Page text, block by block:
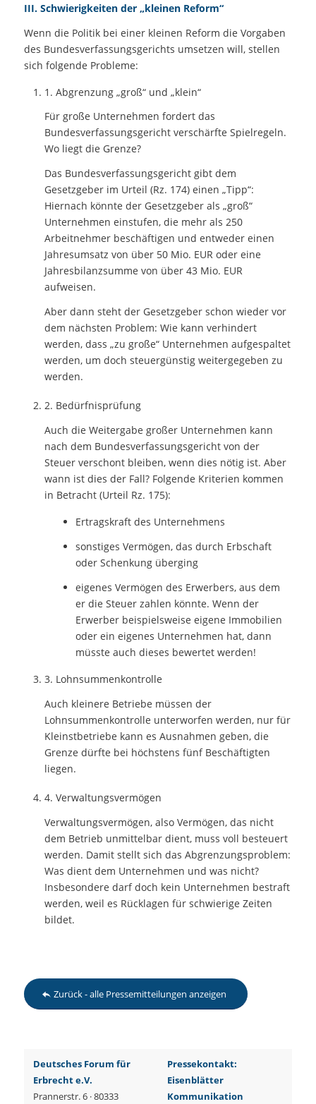
III. Schwierigkeiten der „kleinen Reform“
Wenn die Politik bei einer kleinen Reform die Vorgaben
des Bundesverfassungsgerichts umsetzen will, stellen
sich folgende Probleme:
1. Abgrenzung „groß“ und „klein“
Für große Unternehmen fordert das
Bundesverfassungsgericht verschärfte Spielregeln.
Wo liegt die Grenze?
Das Bundesverfassungsgericht gibt dem
Gesetzgeber im Urteil (Rz. 174) einen „Tipp“:
Hiernach könnte der Gesetzgeber als „groß“
Unternehmen einstufen, die mehr als 250
Arbeitnehmer beschäftigen und entweder einen
Jahresumsatz von über 50 Mio. EUR oder eine
Jahresbilanzsumme von über 43 Mio. EUR
aufweisen.
Aber dann steht der Gesetzgeber schon wieder vor
dem nächsten Problem: Wie kann verhindert
werden, dass „zu große“ Unternehmen aufgespaltet
werden, um doch steuergünstig weitergegeben zu
werden.
2. Bedürfnisprüfung
Auch die Weitergabe großer Unternehmen kann
nach dem Bundesverfassungsgericht von der
Steuer verschont bleiben, wenn dies nötig ist. Aber
wann ist dies der Fall? Folgende Kriterien kommen
in Betracht (Urteil Rz. 175):
Ertragskraft des Unternehmens
sonstiges Vermögen, das durch Erbschaft
oder Schenkung überging
eigenes Vermögen des Erwerbers, aus dem
er die Steuer zahlen könnte. Wenn der
Erwerber beispielsweise eigene Immobilien
oder ein eigenes Unternehmen hat, dann
müsste auch dieses bewertet werden!
3. Lohnsummenkontrolle
Auch kleinere Betriebe müssen der
Lohnsummenkontrolle unterworfen werden, nur für
Kleinstbetriebe kann es Ausnahmen geben, die
Grenze dürfte bei höchstens fünf Beschäftigten
liegen.
4. Verwaltungsvermögen
Verwaltungsvermögen, also Vermögen, das nicht
dem Betrieb unmittelbar dient, muss voll besteuert
werden. Damit stellt sich das Abgrenzungsproblem:
Was dient dem Unternehmen und was nicht?
Insbesondere darf doch kein Unternehmen bestraft
werden, weil es Rücklagen für schwierige Zeiten
bildet.
Zurück - alle Pressemitteilungen anzeigen
Deutsches Forum für
Erbrechte.V.
Prannerstr. 6 · 80333
Pressekontakt:
Eisenblätter
Kommunikation